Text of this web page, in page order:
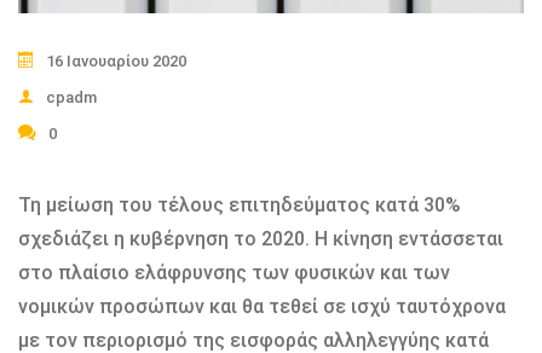
16 Ιανουαρίου 2020
cpadm
0
Τη μείωση του τέλους επιτηδεύματος κατά 30%
σχεδιάζει η κυβέρνηση το 2020. Η κίνηση εντάσσεται
στο πλαίσιο ελάφρυνσης των φυσικών και των
νομικών προσώπων και θα τεθεί σε ισχύ ταυτόχρονα
με τον περιορισμό της εισφοράς αλληλεγγύης κατά